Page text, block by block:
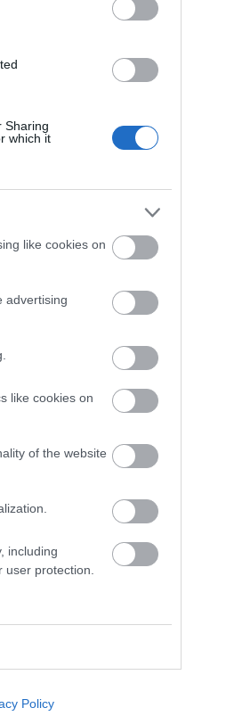
Sharing
which it
like cookies on
advertising
like cookies on
of the website
including
protection.
Policy